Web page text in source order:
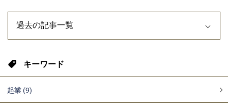
キーワード
起業 (9)